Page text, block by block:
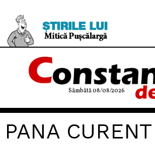
Sâmbătă 08/08/2026
PANA CURENT